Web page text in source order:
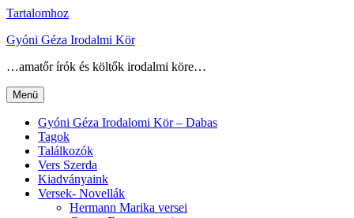
Tartalomhoz
Gyóni Géza Irodalmi Kör
…amatőr írók és költők irodalmi köre…
Menü
Gyóni Géza Irodalomi Kör – Dabas
Tagok
Találkozók
Vers Szerda
Kiadványaink
Versek- Novellák
Hermann Marika versei